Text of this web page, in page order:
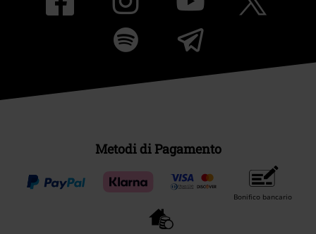
Metodi di Pagamento
Bonifico bancario